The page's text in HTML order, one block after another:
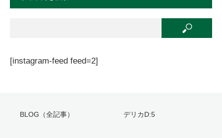
[instagram-feed feed=2]
BLOG（全記事） デリカD:5